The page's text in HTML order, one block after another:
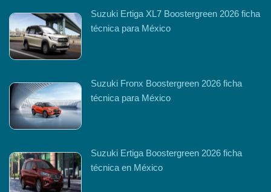
Suzuki Ertiga XL7 Boostergreen 2026 ficha
técnica para México
Suzuki Fronx Boostergreen 2026 ficha
técnica para México
Suzuki Ertiga Boostergreen 2026 ficha
técnica en México